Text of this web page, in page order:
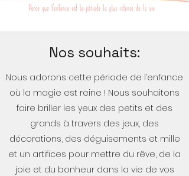
Nos souhaits:
Nous adorons cette période de l’enfance
où la magie est reine ! Nous souhaitons
faire briller les yeux des petits et des
grands à travers des jeux, des
décorations, des déguisements et mille
et un artifices pour mettre du rêve, de la
joie et du bonheur dans la vie de vos